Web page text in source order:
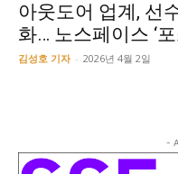
아웃도어 업계, 선
화… 노스페이스 ‘
김성호 기자 - 2026년 4월 2일
-